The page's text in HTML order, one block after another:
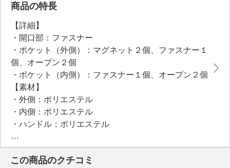
商品の特長
【詳細】
・開口部：ファスナー
・ポケット（外側）：マグネット２個、ファスナー１
個、オープン２個
・ポケット（内側）：ファスナー１個、オープン２個
【素材】
・外側：ポリエステル
・内側：ポリエステル
・ハンドル：ポリエステル
【サイズ】
・約縦２０ｃｍ×最大横３４ｃｍ×マチ１１ｃｍ
・約開口部３３ｃｍ×底部２１ｃｍ
この商品のクチコミ